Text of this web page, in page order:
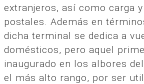
extranjeros, así como carga
postales. Además en
dicha terminal se dedica a
domésticos, pero aquel
inaugurado en los albores
el más alto rango, por ser